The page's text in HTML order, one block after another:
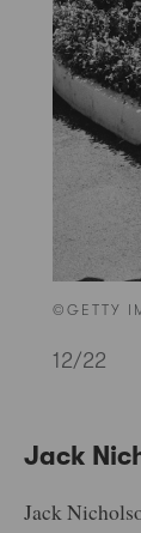
©GETTY
12/22
Jack
Jack